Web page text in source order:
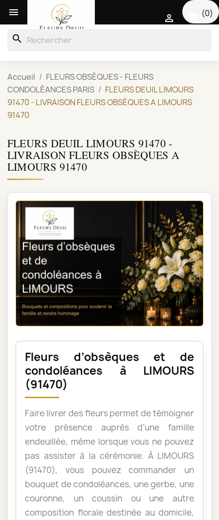
 (0)

search
Accueil
FLEURS OBSÈQUES - FLEURS
CONDOLÉANCES PARIS
FLEURS DEUIL LIMOURS
91470 - LIVRAISON FLEURS OBSÈQUES A LIMOURS
91470
FLEURS DEUIL LIMOURS 91470 -
LIVRAISON FLEURS OBSÈQUES A
LIMOURS 91470
Fleurs d’obsèques et de
condoléances à LIMOURS
(91470)
Faire livrer des fleurs permet de témoigner
votre présence auprès d’une famille
endeuillée, même lorsque vous ne pouvez
pas assister à la cérémonie. À LIMOURS
(91470), vous pouvez commander un
bouquet de condoléances, une gerbe, une
couronne, un coussin ou une autre
composition florale destinée au domicile,